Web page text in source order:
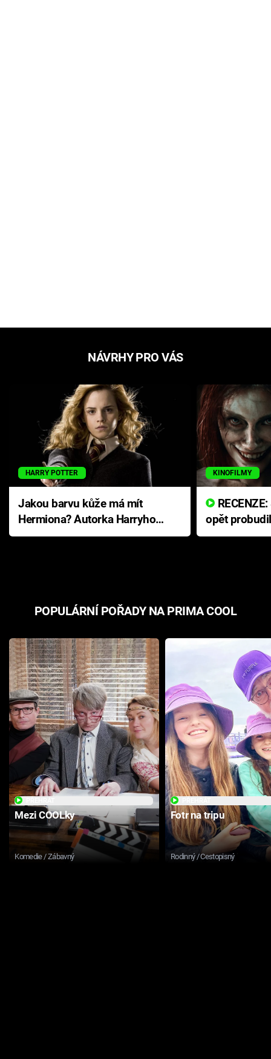
NÁVRHY PRO VÁS
HARRY POTTER
Jakou barvu kůže má mít
Hermiona? Autorka Harryho
Pottera přišla s ráznou
KINOFILMY
opět
přichází s
POPULÁRNÍ POŘADY NA PRIMA COOL
Mezi COOLky
Komedie / Zábavný
Fotr na tripu
Rodinný / Cestopisný